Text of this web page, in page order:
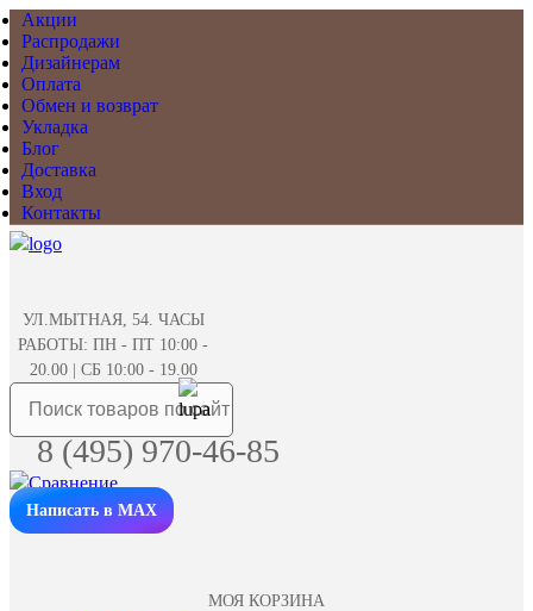
Акции
Распродажи
Дизайнерам
Оплата
Обмен и возврат
Укладка
Блог
Доставка
Вход
Контакты
УЛ.МЫТНАЯ, 54. ЧАСЫ
РАБОТЫ: ПН - ПТ 10:00 -
20.00 | СБ 10:00 - 19.00
8 (495) 970-46-85
Написать в MAX
МОЯ КОРЗИНА